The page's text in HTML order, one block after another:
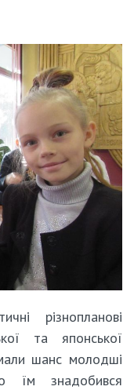
різнопланові
та японської
шанс молодші
їм знадобився